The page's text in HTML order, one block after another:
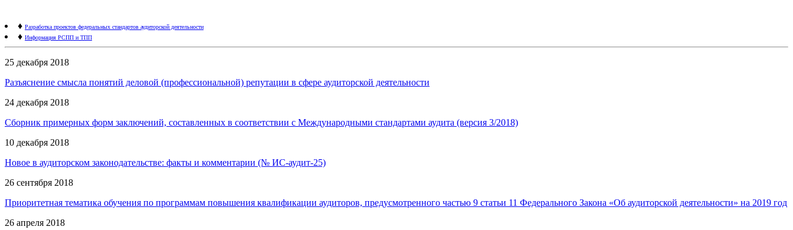
♦ Разработка проектов федеральных стандартов аудиторской деятельности
♦ Информация РСПП и ТПП
25 декабря 2018
Разъяснение смысла понятий деловой (профессиональной) репутации в сфере аудиторской деятельности
24 декабря 2018
Сборник примерных форм заключений, составленных в соответствии с Международными стандартами аудита (версия 3/2018)
10 декабря 2018
Новое в аудиторском законодательстве: факты и комментарии (№ ИС-аудит-25)
26 сентября 2018
Приоритетная тематика обучения по программам повышения квалификации аудиторов, предусмотренного частью 9 статьи 11 Федерального Закона «Об аудиторской деятельности» на 2019 год
26 апреля 2018